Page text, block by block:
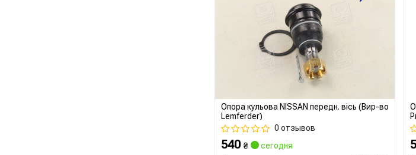
Опора кульова NISSAN передн. вісь (Вир-во
Lemferder)
0 отзывов
540 ₴
сегодня